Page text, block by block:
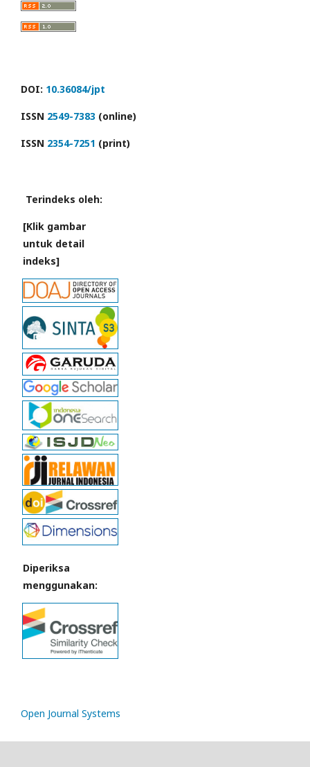
DOI: 10.36084/jpt
ISSN 2549-7383 (online)
ISSN 2354-7251 (print)
Terindeks oleh:
[Klik gambar
untuk detail
indeks]
Diperiksa
menggunakan:
Open Journal Systems